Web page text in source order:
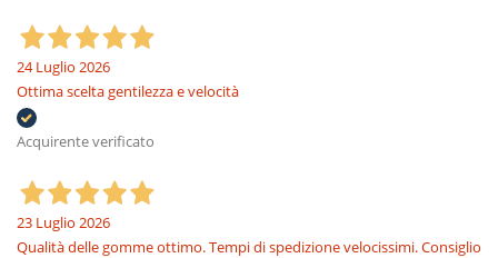
24 Luglio 2026
Ottima scelta gentilezza e velocità
Acquirente verificato
23 Luglio 2026
Qualità delle gomme ottimo. Tempi di spedizione velocissimi. Consiglio